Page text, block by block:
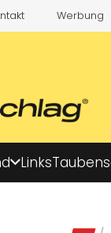
Werbung
Links